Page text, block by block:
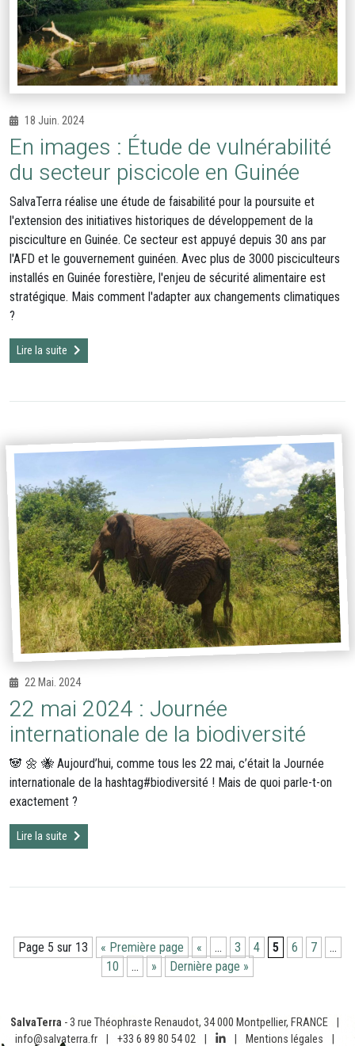
18 Juin. 2024
En images : Étude de vulnérabilité
du secteur piscicole en Guinée
SalvaTerra réalise une étude de faisabilité pour la poursuite et
l'extension des initiatives historiques de développement de la
pisciculture en Guinée. Ce secteur est appuyé depuis 30 ans par
l'AFD et le gouvernement guinéen. Avec plus de 3000 pisciculteurs
installés en Guinée forestière, l'enjeu de sécurité alimentaire est
stratégique. Mais comment l'adapter aux changements climatiques
?
Lire la suite
22 Mai. 2024
22 mai 2024 : Journée
internationale de la biodiversité
🐼 🌼 🐝 Aujourd’hui, comme tous les 22 mai, c’était la Journée
internationale de la hashtag#biodiversité ! Mais de quoi parle-t-on
exactement ?
Lire la suite
Page 5 sur 13 « Première page « … 3 4 5 6 7
…
10
… » Dernière page »
SalvaTerra - 3 rue Théophraste Renaudot, 34 000 Montpellier, FRANCE
info@salvaterra.fr
+33 6 89 80 54 02 Mentions légales